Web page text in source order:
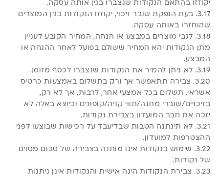
יקוזזו בהתאם הנקודות שנצברו בגין אותה עסקה.
3.17. בעת הנפקת שובר זיכוי, יקוזזו הנקודות בגין המוצרים
שהוחזרו באותה עסקה.
3.18. לגבי מוצרים במבצע או הנחה, המחיר הקובע לעניין
מתן הנקודות יהא המחיר ששולם בפועל לאחר ההנחה או
המבצע.
3.19. לא ניתן להמיר את הנקודות שנצברו לכסף מזומן.
3.20. צבירה תתאפשר אך ורק בתשלום באמצעות כרטיס
אשראי. תשלום בכל אמצעי אחר, לרבות, אך לא רק,
בזיכויים/שוברי מתנה/תווי קניה/קופונים וכיוצא באלה לא
יזכה את חבר המועדון בצבירת נקודות.
3.21. לא תינתנה הטבות שבדיעבד על רכישות שבוצעו לפני
ההצטרפות למועדון.
3.22. שימוש בנקודות אינו מותנה בצבירה של סכום מסוים
של נקודות.
3.23. צבירת הנקודות הינה אישית והנקודות אינן ניתנות